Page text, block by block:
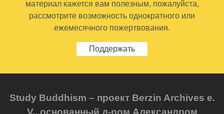
материал кажется вам полезным, пожалуйста,
рассмотрите возможность однократного или
ежемесячного пожертвования.
Поддержать
Study Buddhism – проект Berzin Archives e.
V., основанный д-ром Александром